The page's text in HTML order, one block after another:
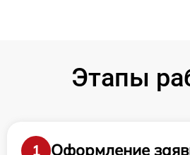
Этапы
1
Оформление